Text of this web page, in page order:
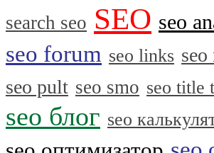
search seo SEO seo
seo forum seo links
seo pult seo smo seo title
seo блог seo